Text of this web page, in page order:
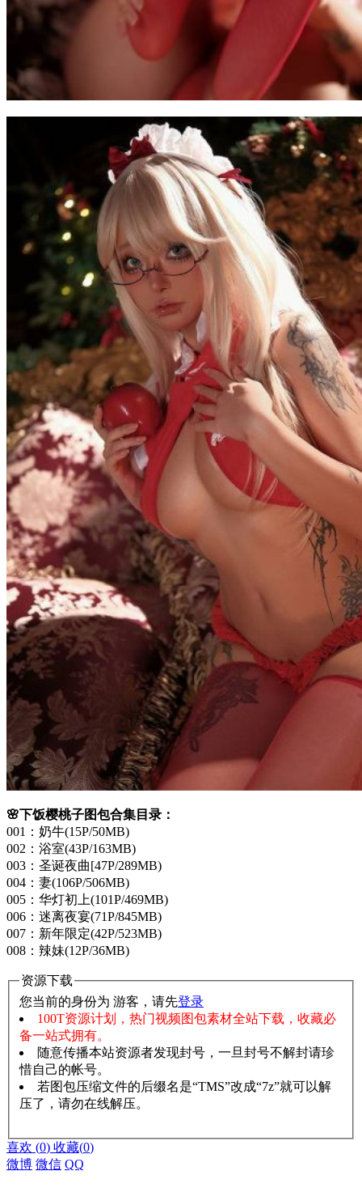
🌸下饭樱桃子图包合集目录：
001：奶牛(15P/50MB)
002：浴室(43P/163MB)
003：圣诞夜曲[47P/289MB)
004：妻(106P/506MB)
005：华灯初上(101P/469MB)
006：迷离夜宴(71P/845MB)
007：新年限定(42P/523MB)
008：辣妹(12P/36MB)
资源下载
您当前的身份为 游客，请先登录
100T资源计划，热门视频图包素材全站下载，收藏必
备一站式拥有。
随意传播本站资源者发现封号，一旦封号不解封请珍
惜自己的帐号。
若图包压缩文件的后缀名是“TMS”改成“7z”就可以解
压了，请勿在线解压。
喜欢 (0) 收藏(0)
微博 微信 QQ